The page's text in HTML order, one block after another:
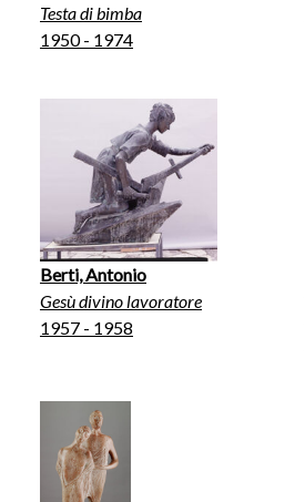
Testa di bimba
1950 - 1974
Berti, Antonio
Gesù divino lavoratore
1957 - 1958